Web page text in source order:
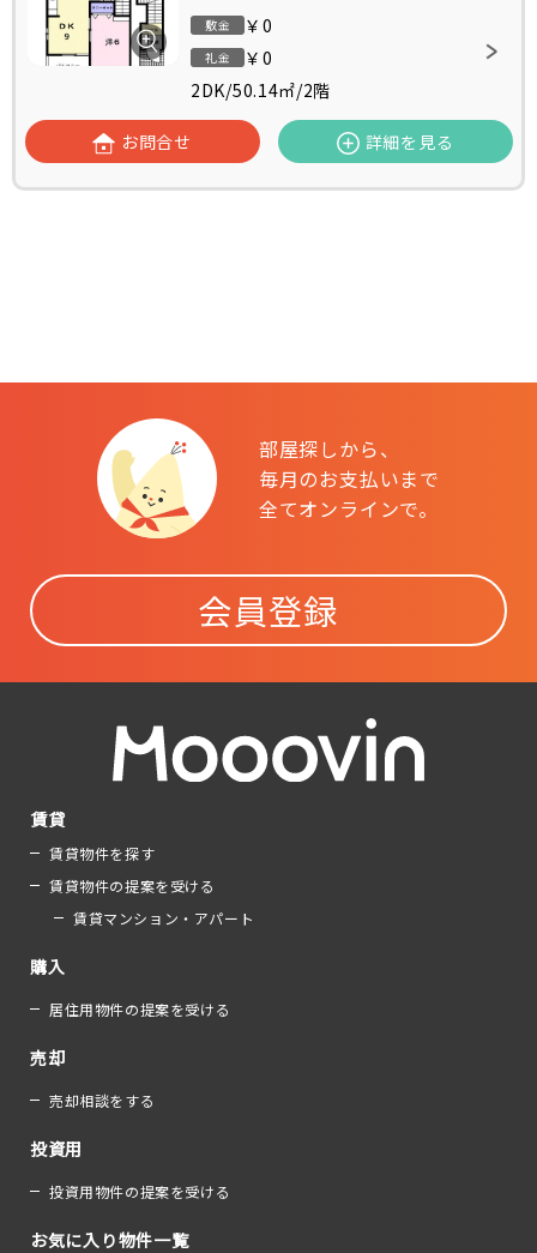
敷金 ￥0
礼金
￥0
2DK/50.14㎡/2階
お問合せ 詳細を見る
部屋探しから、
毎月のお支払いまで
全てオンラインで。
会員登録
賃貸
賃貸物件を探す
賃貸物件の提案を受ける
賃貸マンション・アパート
購入
居住用物件の提案を受ける
売却
売却相談をする
投資用
投資用物件の提案を受ける
お気に入り物件一覧